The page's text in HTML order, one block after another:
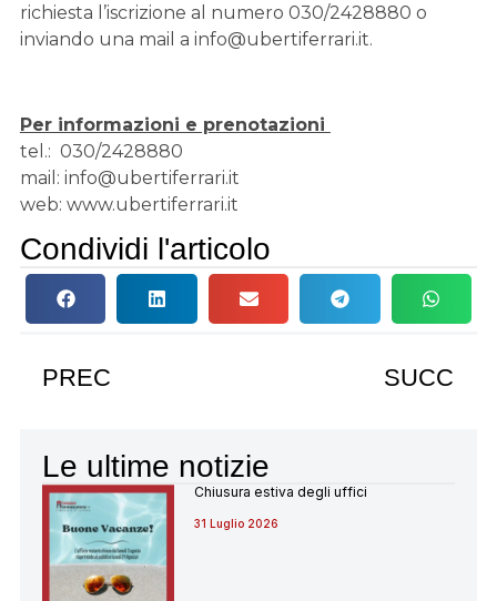
richiesta l’iscrizione al numero 030/2428880 o
inviando una mail a info@ubertiferrari.it.
Per informazioni e prenotazioni
tel.: 030/2428880
mail: info@ubertiferrari.it
web: www.ubertiferrari.it
Condividi l'articolo
PREC SUCC
Le ultime notizie
Chiusura estiva degli uffici
31 Luglio 2026